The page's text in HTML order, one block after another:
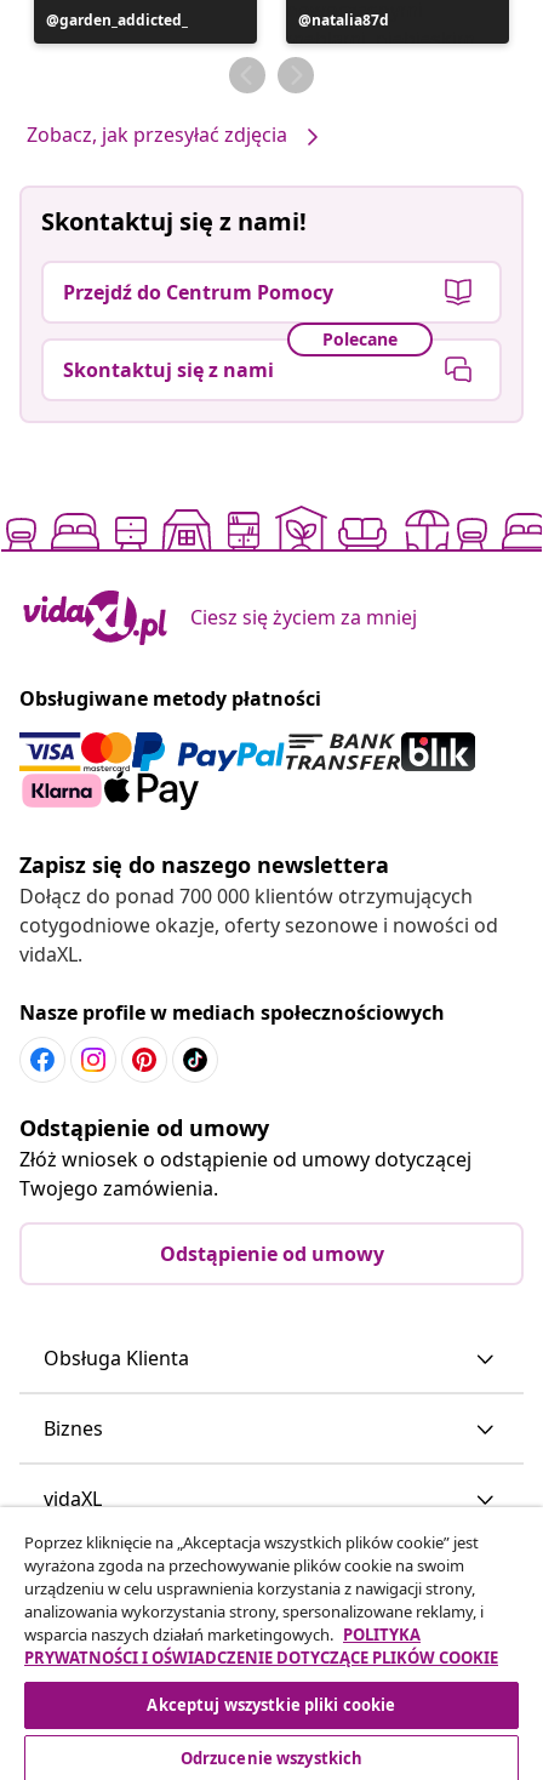
Post
opublikowany
garden_addicted_
Post
opublikowany
przez
natalia87d
Zobacz, jak przesyłać zdjęcia
Skontaktuj się z nami!
Przejdź do Centrum Pomocy
Polecane
Skontaktuj się z nami
Ciesz się życiem za mniej
Obsługiwane metody płatności
Zapisz się do naszego newslettera
Dołącz do ponad 700 000 klientów otrzymujących
cotygodniowe okazje, oferty sezonowe i nowości od
vidaXL.
Nasze profile w mediach społecznościowych
Odstąpienie od umowy
Złóż wniosek o odstąpienie od umowy dotyczącej
Twojego zamówienia.
Odstąpienie od umowy
Obsługa Klienta
Biznes
vidaXL
Odkryj więcej
© 2008-2026 vidaXL www.vidaxl.pl jest sklepem internetowym
Poprzez kliknięcie na „Akceptacja wszystkich plików cookie” jest
wyrażona zgoda na przechowywanie plików cookie na swoim
urządzeniu w celu usprawnienia korzystania z nawigacji strony,
analizowania wykorzystania strony, spersonalizowane reklamy, i
wsparcia naszych działań marketingowych. POLITYKA
PRYWATNOŚCI I OŚWIADCZENIE DOTYCZĄCE PLIKÓW COOKIE
Akceptuj wszystkie pliki cookie
Odrzucenie wszystkich